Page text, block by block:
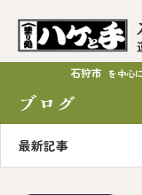
石狩市 を中心に
ブログ
最新記事